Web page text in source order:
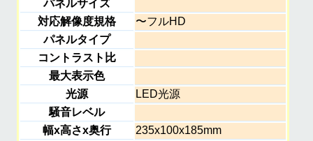
パネルサイズ
対応解像度規格
〜フルHD
パネルタイプ
コントラスト比
最大表示色
光源
LED光源
騒音レベル
幅x高さx奥行
235x100x185mm